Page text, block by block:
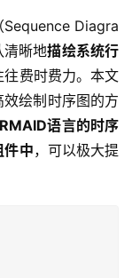
Sequence Diagra
清晰地描绘系统行
费时费力。本文
绘制时序图的方
语言的时序
件中，可以极大提